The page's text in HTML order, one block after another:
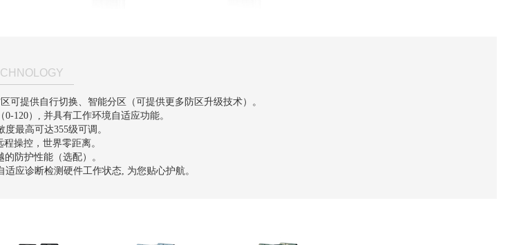
可提供自行切换、智能分区（可提供更多防区升级技术）。
120）, 并具有工作环境自适应功能。
最高可达355级可调。
操控，世界零距离。
防护性能（选配）。
应诊断检测硬件工作状态, 为您贴心护航。